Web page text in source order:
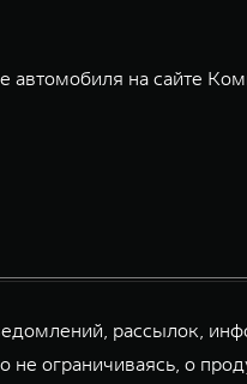
автомобиля на сайте
рассылок,
ограничиваясь, о